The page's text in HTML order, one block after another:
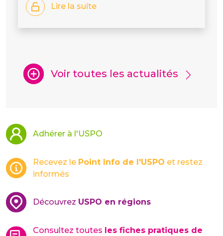
Lire la suite
Voir toutes les actualités
Adhérer à l'USPO
Recevez le Point Info de l'USPO et restez
informés
Découvrez USPO en régions
Consultez toutes les fiches pratiques de